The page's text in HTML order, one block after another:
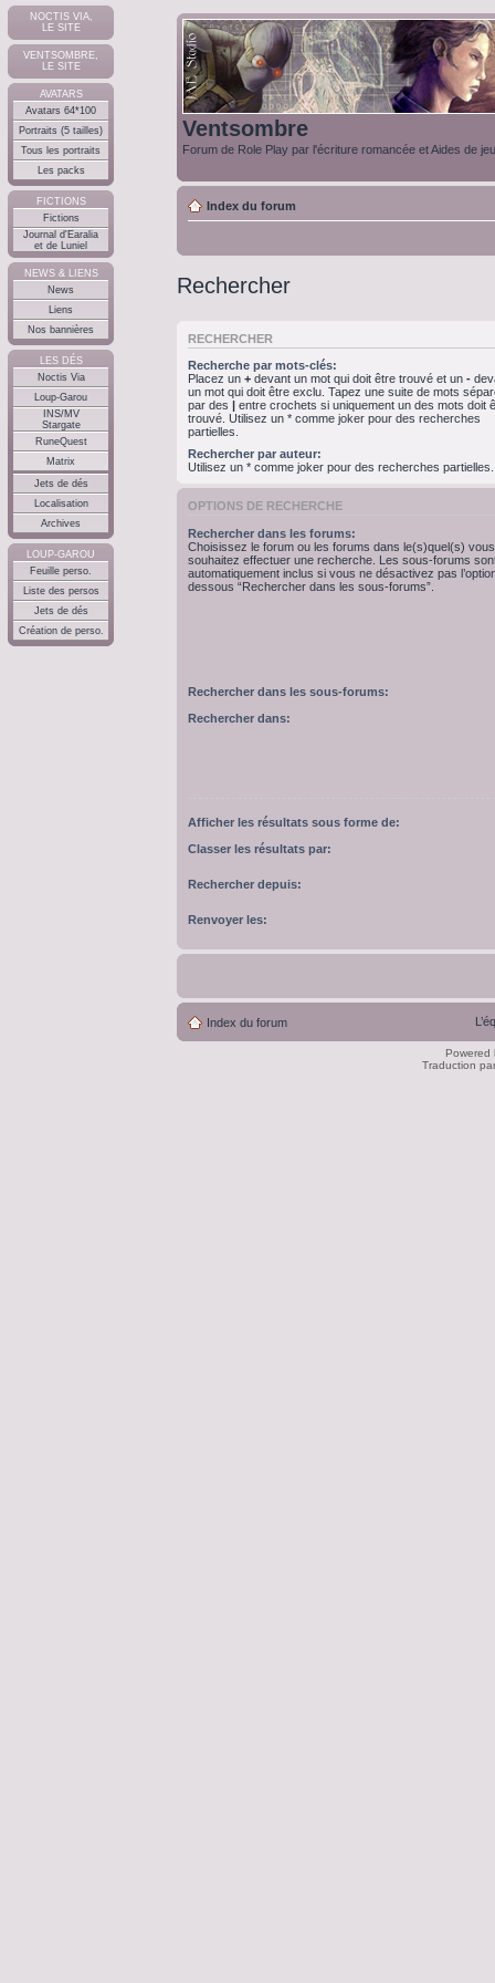
NOCTIS VIA,
LE SITE
VENTSOMBRE,
LE SITE
AVATARS
Avatars 64*100
Portraits (5 tailles)
Tous les portraits
Les packs
FICTIONS
Fictions
Journal d'Earalia
et de Luniel
NEWS & LIENS
News
Liens
Nos bannières
LES DÉS
Noctis Via
Loup-Garou
INS/MV
Stargate
RuneQuest
Matrix
Jets de dés
Localisation
Archives
LOUP-GAROU
Feuille perso.
Liste des persos
Jets de dés
Création de perso.
Ventsombre
Forum de Role Play par l'écriture romancée et Aides de
Index du forum
Rechercher
RECHERCHER
Recherche par mots-clés:
Placez un + devant un mot qui doit être trouvé et un -
un mot qui doit être exclu. Tapez une suite de mots
par des | entre crochets si uniquement un des mots doit
trouvé. Utilisez un * comme joker pour des recherches
partielles.
Rechercher par auteur:
Utilisez un * comme joker pour des recherches partielles.
OPTIONS DE RECHERCHE
Rechercher dans les forums:
Choisissez le forum ou les forums dans le(s)quel(s) vous
souhaitez effectuer une recherche. Les sous-forums
automatiquement inclus si vous ne désactivez pas
dessous “Rechercher dans les sous-forums”.
Rechercher dans les sous-forums:
Rechercher dans:
Afficher les résultats sous forme de:
Classer les résultats par:
Rechercher depuis:
Renvoyer les:
Index du forum
Powered
Traduction